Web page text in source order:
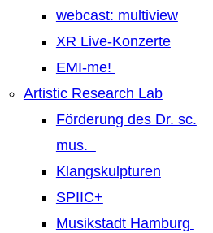
webcast: multiview
XR Live-Konzerte
EMI-me!
Artistic Research Lab
Förderung des Dr. sc.
mus.
Klangskulpturen
SPIIC+
Musikstadt Hamburg